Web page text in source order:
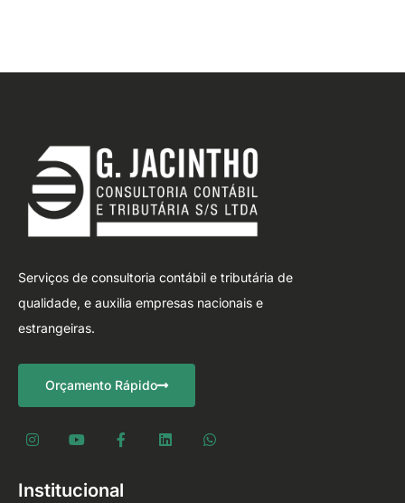
Serviços de consultoria contábil e tributária de
qualidade, e auxilia empresas nacionais e
estrangeiras.
Orçamento Rápido
Institucional